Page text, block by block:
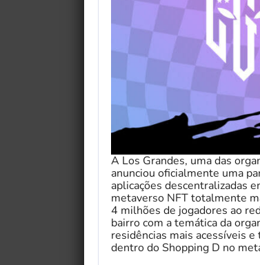
A Los Grandes, uma das
anunciou oficialmente uma
aplicações descentralizadas
metaverso NFT totalmente
4 milhões de jogadores ao
bairro com a temática da
residências mais acessíveis
dentro do Shopping D no